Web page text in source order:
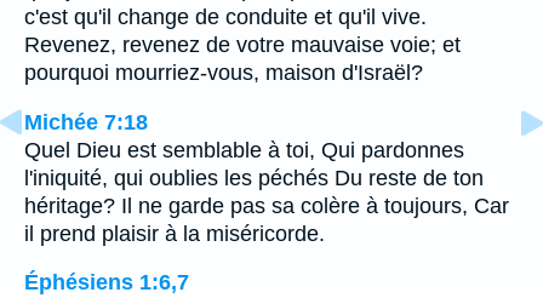
c'est qu'il change de conduite et qu'il vive.
Revenez, revenez de votre mauvaise voie; et
pourquoi mourriez-vous, maison d'Israël?
Michée 7:18
Quel Dieu est semblable à toi, Qui pardonnes
l'iniquité, qui oublies les péchés Du reste de ton
héritage? Il ne garde pas sa colère à toujours, Car
il prend plaisir à la miséricorde.
Éphésiens 1:6,7